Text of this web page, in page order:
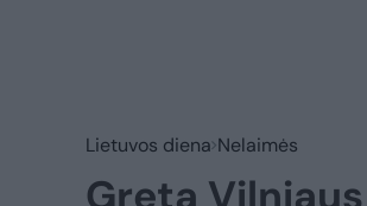
Lietuvos diena Nelaimės